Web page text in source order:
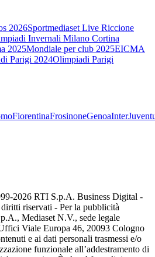
2026Sportmediaset Live Riccione
Invernali Milano Cortina
2025Mondiale per club 2025EICMA
Parigi 2024Olimpiadi Parigi
FiorentinaFrosinoneGenoaInter
2026 RTI S.p.A. Business Digital -
riservati - Per la pubblicità
Mediaset N.V., sede legale
Viale Europa 46, 20093 Cologno
e ai dati personali trasmessi e/o
funzionale all’addestramento di